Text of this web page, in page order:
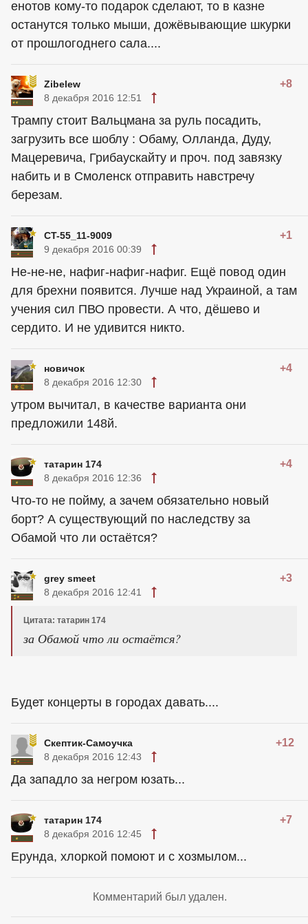
енотов кому-то подарок сделают, то в казне
останутся только мыши, дожёвывающие шкурки
от прошлогоднего сала....
Zibelew +8
8 декабря 2016 12:51
Трампу стоит Вальцмана за руль посадить,
загрузить все шоблу : Обаму, Олланда, Дуду,
Мацеревича, Грибаускайту и проч. под завязку
набить и в Смоленск отправить навстречу
березам.
CT-55_11-9009 +1
9 декабря 2016 00:39
Не-не-не, нафиг-нафиг-нафиг. Ещё повод один
для брехни появится. Лучше над Украиной, а там
учения сил ПВО провести. А что, дёшево и
сердито. И не удивится никто.
новичок +4
8 декабря 2016 12:30
утром вычитал, в качестве варианта они
предложили 148й.
татарин 174 +4
8 декабря 2016 12:36
Что-то не пойму, а зачем обязательно новый
борт? А существующий по наследству за
Обамой что ли остаётся?
grey smeet +3
8 декабря 2016 12:41
Цитата: татарин 174
за Обамой что ли остаётся?
Будет концерты в городах давать....
Скептик-Самоучка +12
8 декабря 2016 12:43
Да западло за негром юзать...
татарин 174 +7
8 декабря 2016 12:45
Ерунда, хлоркой помоют и с хозмылом...
Комментарий был удален.